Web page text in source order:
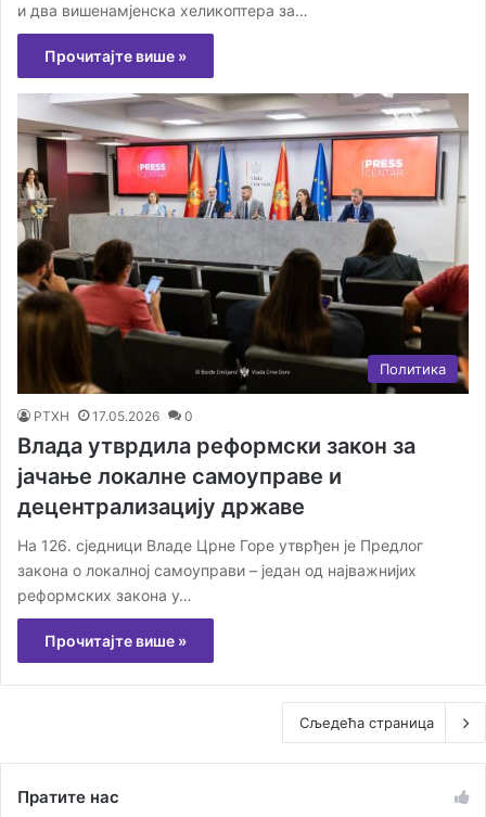
и два вишенамјенска хеликоптера за…
Прочитајте више »
Политика
РТХН 17.05.2026 0
Влада утврдила реформски закон за
јачање локалне самоуправе и
децентрализацију државе
На 126. сједници Владе Црне Горе утврђен је Предлог
закона о локалној самоуправи – један од најважнијих
реформских закона у…
Прочитајте више »
Сљедећа страница
Пратите нас